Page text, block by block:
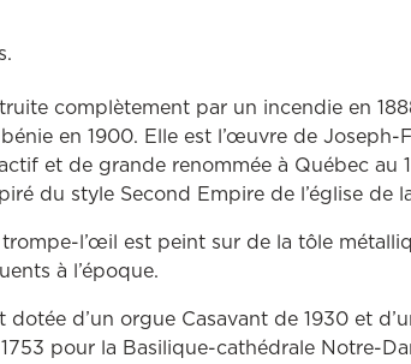
complètement par un incendie en
en 1900. Elle est l’œuvre de Joseph-
et de grande renommée à Québec au
du style Second Empire de l’église de
trompe-l’œil est peint sur de la tôle
à l’époque.
dotée d’un orgue Casavant de 1930 et
pour la Basilique-cathédrale Notre-